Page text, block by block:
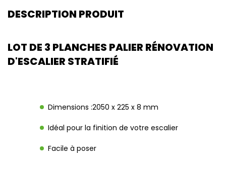
DESCRIPTION PRODUIT
LOT DE 3 PLANCHES PALIER RÉNOVATION
D'ESCALIER STRATIFIÉ
Dimensions :2050 x 225 x 8 mm
Idéal pour la finition de votre escalier
Facile à poser